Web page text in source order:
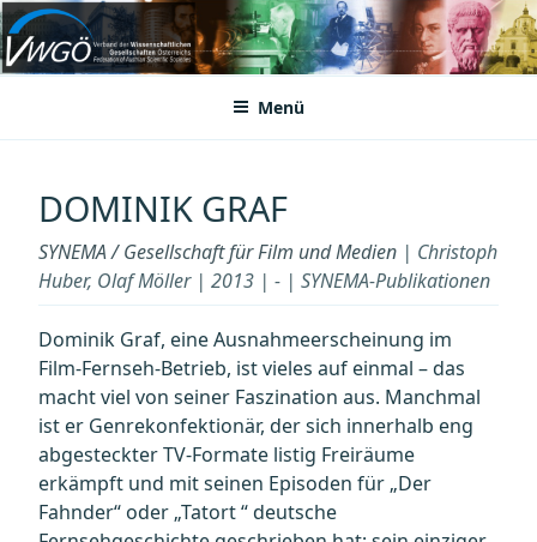
Zum
Inhalt
springenVWGÖ
Federation of Austrian Scientific Societies
Menü
DOMINIK GRAF
SYNEMA / Gesellschaft für Film und Medien | Christoph
Huber, Olaf Möller | 2013 | - | SYNEMA-Publikationen
Dominik Graf, eine Ausnahmeerscheinung im
Film-Fernseh-Betrieb, ist vieles auf einmal – das
macht viel von seiner Faszination aus. Manchmal
ist er Genrekonfektionär, der sich innerhalb eng
abgesteckter TV-Formate listig Freiräume
erkämpft und mit seinen Episoden für „Der
Fahnder“ oder „Tatort “ deutsche